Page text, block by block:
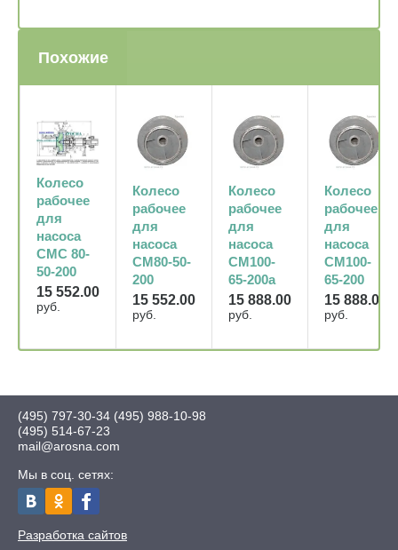
Похожие
Колесо
рабочее
для
насоса
СМС 80-
50-200
15 552.00
руб.
Колесо
рабочее
для
насоса
СМ80-50-
200
15 552.00
руб.
Колесо
рабочее
для
насоса
СМ100-
65-200а
15 888.00
руб.
Колесо
рабочее
для
насоса
СМ100-
65-200
15 888.00
руб.
(495) 797-30-34 (495) 988-10-98
(495) 514-67-23
mail@arosna.com
Мы в соц. сетях:
Разработка сайтов